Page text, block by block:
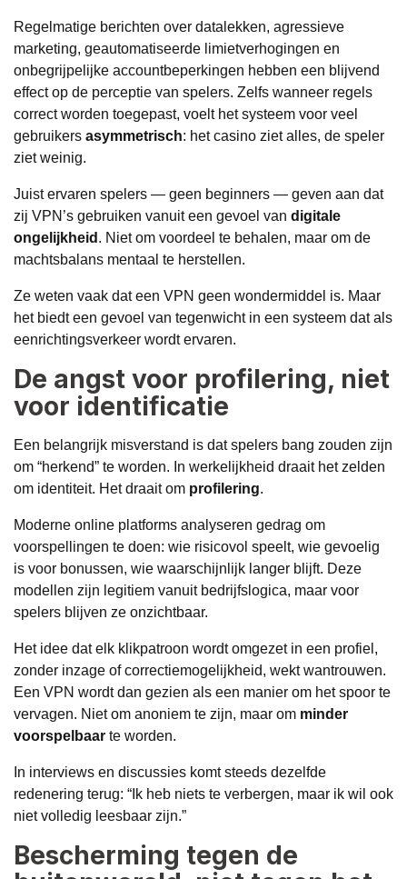
Regelmatige berichten over datalekken, agressieve
marketing, geautomatiseerde limietverhogingen en
onbegrijpelijke accountbeperkingen hebben een blijvend
effect op de perceptie van spelers. Zelfs wanneer regels
correct worden toegepast, voelt het systeem voor veel
gebruikers asymmetrisch: het casino ziet alles, de speler
ziet weinig.
Juist ervaren spelers — geen beginners — geven aan dat
zij VPN’s gebruiken vanuit een gevoel van digitale
ongelijkheid . Niet om voordeel te behalen, maar om de
machtsbalans mentaal te herstellen.
Ze weten vaak dat een VPN geen wondermiddel is. Maar
het biedt een gevoel van tegenwicht in een systeem dat als
eenrichtingsverkeer wordt ervaren.
De angst voor profilering, niet
voor identificatie
Een belangrijk misverstand is dat spelers bang zouden zijn
om “herkend” te worden. In werkelijkheid draait het zelden
om identiteit. Het draait om profilering.
Moderne online platforms analyseren gedrag om
voorspellingen te doen: wie risicovol speelt, wie gevoelig
is voor bonussen, wie waarschijnlijk langer blijft. Deze
modellen zijn legitiem vanuit bedrijfslogica, maar voor
spelers blijven ze onzichtbaar.
Het idee dat elk klikpatroon wordt omgezet in een profiel,
zonder inzage of correctiemogelijkheid, wekt wantrouwen.
Een VPN wordt dan gezien als een manier om het spoor te
vervagen. Niet om anoniem te zijn, maar om minder
voorspelbaar te worden.
In interviews en discussies komt steeds dezelfde
redenering terug: “Ik heb niets te verbergen, maar ik wil ook
niet volledig leesbaar zijn.”
Bescherming tegen de